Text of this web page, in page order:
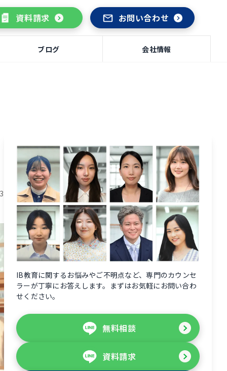
資料請求 お問い合わせ
ブログ 会社情報
IB教育に関するお悩みやご不明点など、専門のカウンセ
ラーが丁寧にお答えします。まずはお気軽にお問い合わ
せください。
無料相談
資料請求